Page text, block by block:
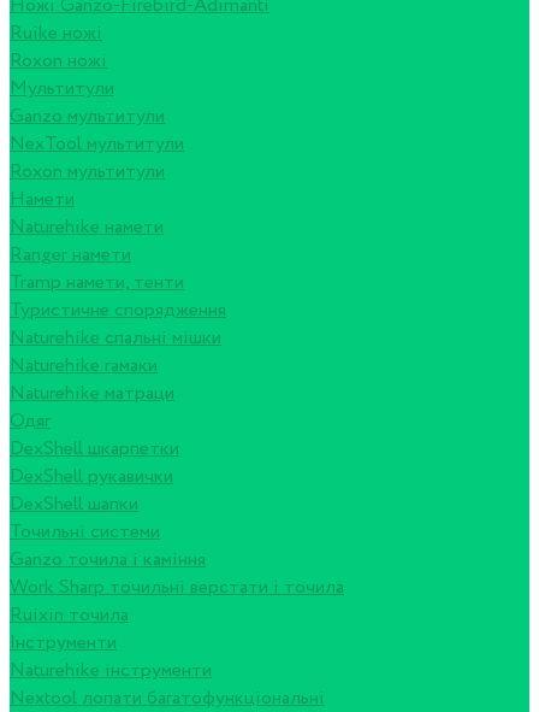
Ножі Ganzo-Firebird-Adimanti
Ruike ножі
Roxon ножi
Мультитули
Ganzo мультитули
NexTool мультитули
Roxon мультитули
Намети
Naturehike намети
Ranger намети
Tramp намети, тенти
Туристичне спорядження
Naturehike спальні мішки
Naturehike гамаки
Naturehike матраци
Одяг
DexShell шкарпетки
DexShell рукавички
DexShell шапки
Точильні системи
Ganzo точила і каміння
Work Sharp точильні верстати і точила
Ruixin точила
Інструменти
Naturehike інструменти
Nextool лопати багатофункціональні